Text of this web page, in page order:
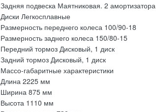
Задняя подвеска Маятниковая. 2 амортизатора
Диски Легкосплавные
Размерность переднего колеса 100/90-18
Размерность заднего колеса 150/80-15
Передний тормоз Дисковый, 1 диск
Задний тормоз Дисковый, 1 диск
Массо-габаритные характеристики
Длина 2225 мм
Ширина 875 мм
Высота 1110 мм